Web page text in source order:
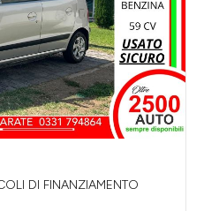
DI FINANZIAMENTO